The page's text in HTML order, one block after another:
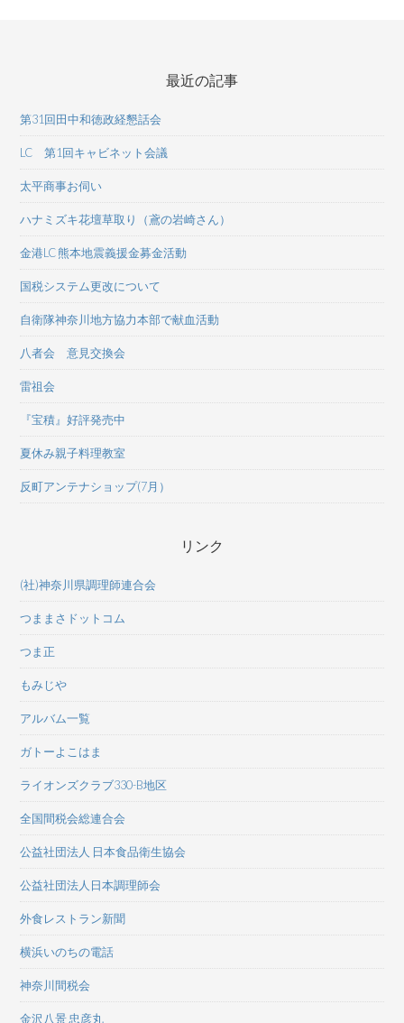
最近の記事
第31回田中和徳政経懇話会
LC 第1回キャビネット会議
太平商事お伺い
ハナミズキ花壇草取り（鳶の岩崎さん）
金港LC 熊本地震義援金募金活動
国税システム更改について
自衛隊神奈川地方協力本部で献血活動
八者会 意見交換会
雷祖会
『宝積』好評発売中
夏休み親子料理教室
反町アンテナショップ(7月）
リンク
(社)神奈川県調理師連合会
つままさドットコム
つま正
もみじや
アルバム一覧
ガトーよこはま
ライオンズクラブ330-B地区
全国間税会総連合会
公益社団法人 日本食品衛生協会
公益社団法人日本調理師会
外食レストラン新聞
横浜いのちの電話
神奈川間税会
金沢八景 忠彦丸